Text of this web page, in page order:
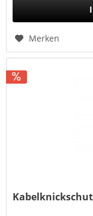
Merken